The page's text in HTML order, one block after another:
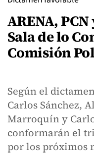
ARENA,
Sala de lo
Comisión
Según el
Carlos Sánchez,
Marroquín y
conformarán el
por los próximos